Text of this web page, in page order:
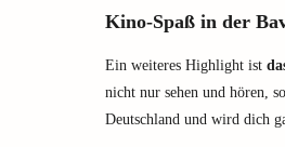
Kino-Spaß in der
Ein weiteres Highlight ist
nicht nur sehen und hören,
Deutschland und wird dich